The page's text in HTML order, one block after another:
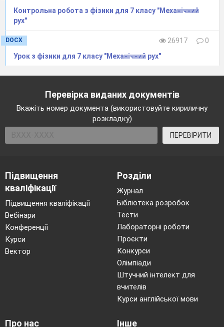
Контрольна робота з фізики для 7 класу "Механічний
рух"
DOCX 26917
0
Урок з фізики для 7 класу "Механічний рух"
Перевірка виданих документів
Вкажіть номер документа (використовуйте кириличну
розкладку)
ПЕРЕВІРИТИ
Підвищення
кваліфікації
Підвищення кваліфікації
Вебінари
Конференції
Курси
Вектор
Розділи
Журнал
Бібліотека розробок
Тести
Лабораторні роботи
Проєкти
Конкурси
Олімпіади
Штучний інтелект для
вчителів
Курси англійської мови
Про нас Інше